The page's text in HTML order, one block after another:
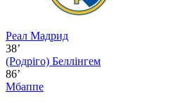
Реал Мадрид
38’
(Родріго) Беллінгем
86’
Мбаппе